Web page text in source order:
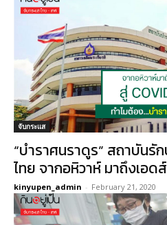
จับกระแส
“บำราศนราดูร” สถาบัน
ไทย จากอหิวาห์ มาถึงเอด
kinyupen_admin - February 21, 2020